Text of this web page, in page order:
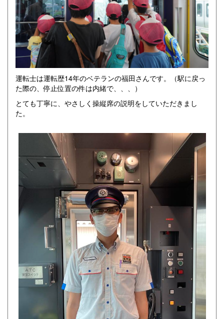
運転士は運転歴14年のベテランの福田さんです。（駅に戻っ
た際の、停止位置の件は内緒で、、、）
とても丁寧に、やさしく操縦席の説明をしていただきまし
た。